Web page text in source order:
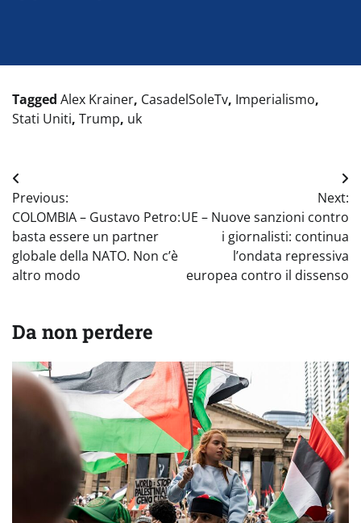
Tagged Alex Krainer, CasadelSoleTv, Imperialismo,
Stati Uniti, Trump, uk
Navigazione
articoli
Previous:
COLOMBIA – Gustavo Petro:
basta essere un partner
globale della NATO. Non c’è
altro modo
Next:
UE – Nuove sanzioni contro
i giornalisti: continua
l’ondata repressiva
europea contro il dissenso
Da non perdere